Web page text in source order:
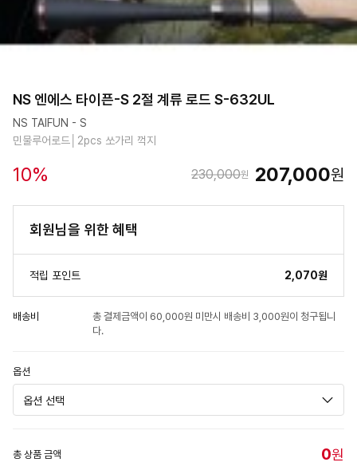
NS 엔에스 타이픈-S 2절 계류 로드 S-632UL
NS TAIFUN - S
민물루어로드│2pcs 쏘가리 꺽지
10% 230,000원 207,000원
회원님을 위한 혜택
적립 포인트 2,070원
배송비
총 결제금액이 60,000원 미만시 배송비 3,000원이 청구됩니
다.
옵션
총 상품 금액 0원